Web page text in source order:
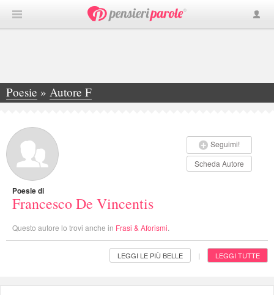
Poesie » Autore F
»Francesco De Vincentis
Seguimi!
Scheda Autore
Poesie di
Francesco De Vincentis
Questo autore lo trovi anche in Frasi & Aforismi
LEGGI LE PIÙ BELLE | LEGGI TUTTE